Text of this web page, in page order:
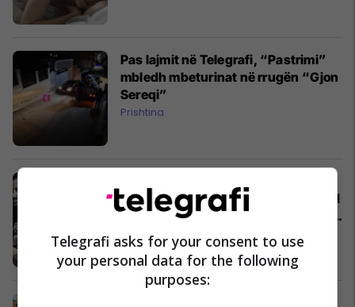
Pas lajmit në Telegrafi, “Pastrimi”
mbledh mbeturinat në rrugën “Gjon
Sereqi”
Prishtina
shenjës suaj të horoskopit: Dashi fal
shpejt, Peshqit janë gjithmonë gati
për shtrat!
Intimitet dhe Pasion
Telegrafi asks for your consent to use
your personal data for the following
purposes: